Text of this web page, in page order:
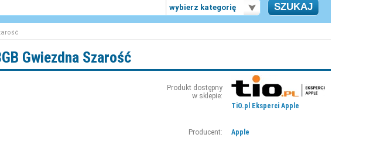
wybierz kategorię
Gwiezdna Szarość
Produkt dostępny
w sklepie:
TiO.pl Eksperci Apple
Producent: Apple